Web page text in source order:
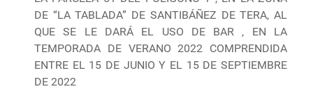
DE “LA TABLADA” DE SANTIBÁÑEZ DE TERA, AL
QUE SE LE DARÁ EL USO DE BAR , EN LA
TEMPORADA DE VERANO 2022 COMPRENDIDA
ENTRE EL 15 DE JUNIO Y EL 15 DE SEPTIEMBRE
DE 2022